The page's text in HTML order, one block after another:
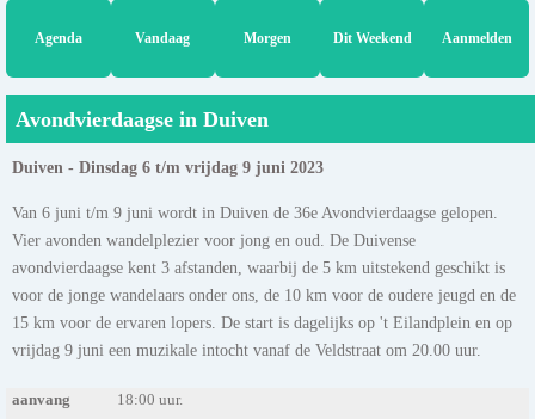
Agenda Vandaag Morgen Dit Weekend Aanmelden
Avondvierdaagse in Duiven
Duiven - Dinsdag 6 t/m vrijdag 9 juni 2023
Van 6 juni t/m 9 juni wordt in Duiven de 36e Avondvierdaagse gelopen.
Vier avonden wandelplezier voor jong en oud. De Duivense
avondvierdaagse kent 3 afstanden, waarbij de 5 km uitstekend geschikt is
voor de jonge wandelaars onder ons, de 10 km voor de oudere jeugd en de
15 km voor de ervaren lopers. De start is dagelijks op 't Eilandplein en op
vrijdag 9 juni een muzikale intocht vanaf de Veldstraat om 20.00 uur.
aanvang
18:00 uur.